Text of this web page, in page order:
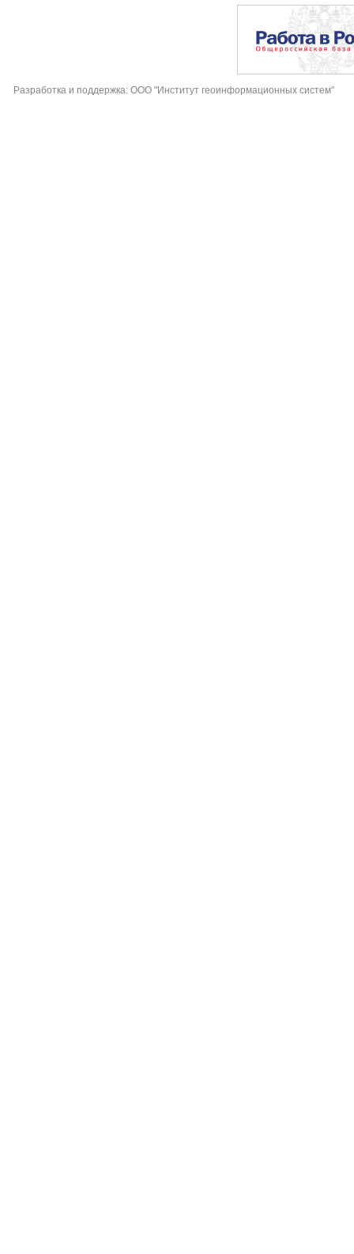
Разработка и поддержка: ООО "Институт геоинформационных систем"